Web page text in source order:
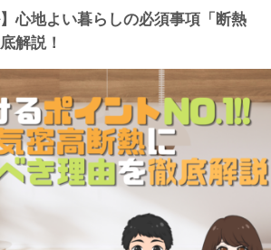
】心地よい暮らしの必須事項「断熱
解説！